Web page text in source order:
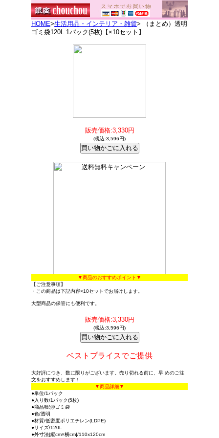
HOME>生活用品・インテリア・雑貨> （まとめ）透明
ゴミ袋120L 1パック(5枚)【×10セット】
販売価格:3,330円
(税込:3,596円)
▼商品のおすすめポイント▼
【ご注意事項】
・この商品は下記内容×10セットでお届けします。
大型商品の保管にも便利です。
販売価格:3,330円
(税込:3,596円)
ベストプライスでご提供
大好評につき、数に限りがございます。売り切れる前に、早 めのご注
文をおすすめします！
▼商品詳細▼
●単位/1パック
●入り数/1パック(5枚)
●商品種別/ゴミ袋
●色/透明
●材質/低密度ポリエチレン(LDPE)
●サイズ/120L
●外寸法[縦cm×横cm]/110x120cm